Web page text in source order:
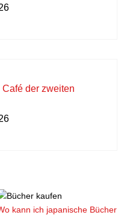
der zweiten
kann ich japanische Bücher